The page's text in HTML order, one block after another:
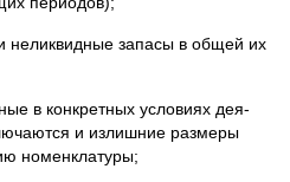
запасы в общей их
в конкретных условиях дея­
и излишние размеры
номенклатуры;